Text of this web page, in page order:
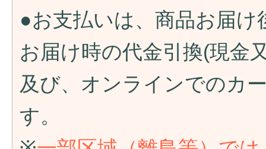
●お支払いは、商品お届け
お届け時の代金引換(現金
及び、オンラインでのカ
す。